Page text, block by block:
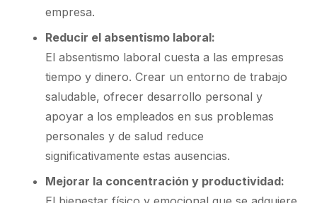
empresa.
Reducir el absentismo laboral:
El absentismo laboral cuesta a las empresas
tiempo y dinero. Crear un entorno de trabajo
saludable, ofrecer desarrollo personal y
apoyar a los empleados en sus problemas
personales y de salud reduce
significativamente estas ausencias.
Mejorar la concentración y productividad: